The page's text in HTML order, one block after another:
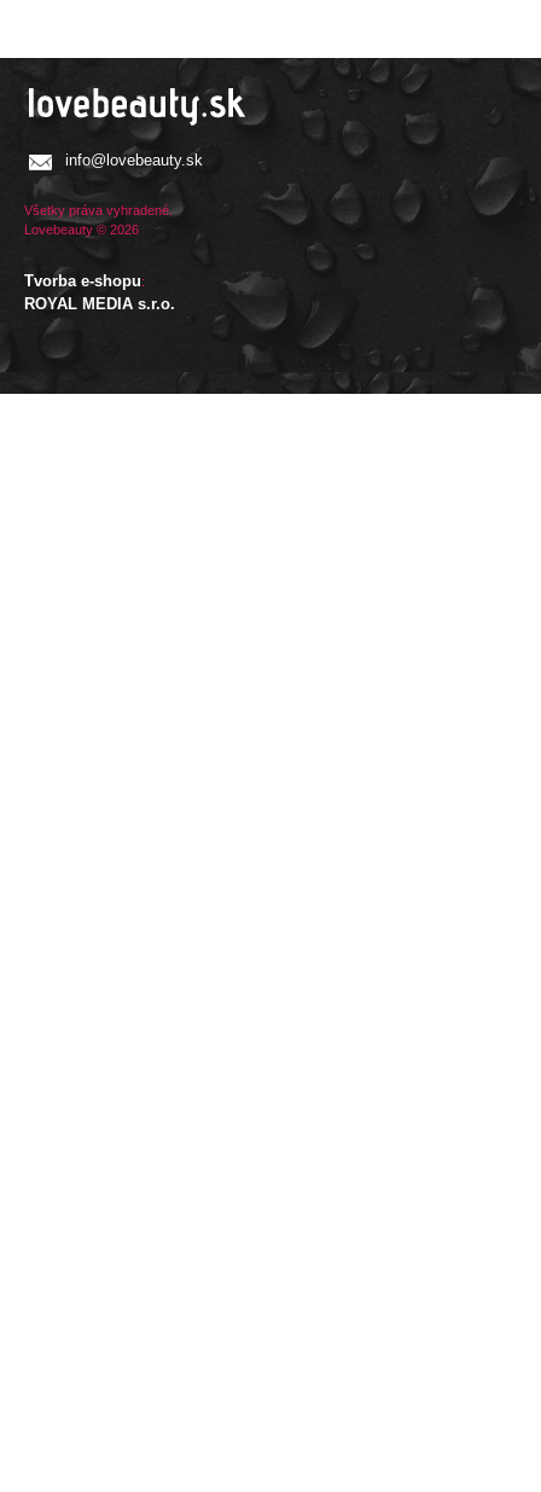
info@lovebeauty.sk
Všetky práva vyhradené.
Lovebeauty © 2026
Tvorba e-shopu:
ROYAL MEDIA s.r.o.